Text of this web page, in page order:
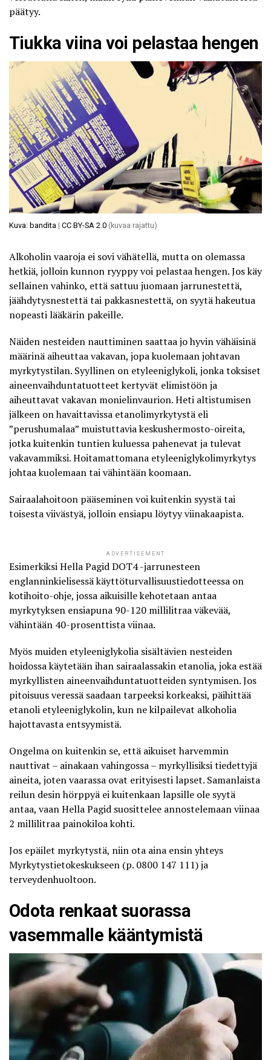
päätyy.
Tiukka viina voi pelastaa hengen
Kuva: bandita | CC BY-SA 2.0 (kuvaa rajattu)
Alkoholin vaaroja ei sovi vähätellä, mutta on olemassa
hetkiä, jolloin kunnon ryyppy voi pelastaa hengen. Jos käy
sellainen vahinko, että sattuu juomaan jarrunestettä,
jäähdytysnestettä tai pakkasnestettä, on syytä hakeutua
nopeasti lääkärin pakeille.
Näiden nesteiden nauttiminen saattaa jo hyvin vähäisinä
määrinä aiheuttaa vakavan, jopa kuolemaan johtavan
myrkytystilan. Syyllinen on etyleeniglykoli, jonka toksiset
aineenvaihduntatuotteet kertyvät elimistöön ja
aiheuttavat vakavan monielinvaurion. Heti altistumisen
jälkeen on havaittavissa etanolimyrkytystä eli
”perushumalaa” muistuttavia keskushermosto-oireita,
jotka kuitenkin tuntien kuluessa pahenevat ja tulevat
vakavammiksi. Hoitamattomana etyleeniglykolimyrkytys
johtaa kuolemaan tai vähintään koomaan.
Sairaalahoitoon pääseminen voi kuitenkin syystä tai
toisesta viivästyä, jolloin ensiapu löytyy viinakaapista.
ADVERTISEMENT
Esimerkiksi Hella Pagid DOT4 -jarrunesteen
englanninkielisessäkäyttöturvallisuustiedotteessa on
kotihoito-ohje, jossa aikuisille kehotetaan antaa
myrkytyksen ensiapuna 90-120 millilitraa väkevää,
vähintään 40-prosenttista viinaa.
Myös muiden etyleeniglykolia sisältävien nesteiden
hoidossa käytetään ihan sairaalassakin etanolia, joka estää
myrkyllisten aineenvaihduntatuotteiden syntymisen. Jos
pitoisuus veressä saadaan tarpeeksi korkeaksi, päihittää
etanoli etyleeniglykolin, kun ne kilpailevat alkoholia
hajottavasta entsyymistä.
Ongelma on kuitenkin se, että aikuiset harvemmin
nauttivat – ainakaan vahingossa – myrkyllisiksi tiedettyjä
aineita, joten vaarassa ovat erityisesti lapset. Samanlaista
reilun desin hörppyä ei kuitenkaan lapsille ole syytä
antaa, vaan Hella Pagid suosittelee annostelemaan viinaa
2 millilitraa painokiloa kohti.
Jos epäilet myrkytystä, niin ota aina ensin yhteys
Myrkytystietokeskukseen (p. 0800 147 111) ja
terveydenhuoltoon.
Odota renkaat suorassa
vasemmalle kääntymistä